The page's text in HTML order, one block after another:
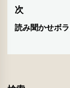
ナ
ビ
の
投
次
次
投
読み聞かせボ